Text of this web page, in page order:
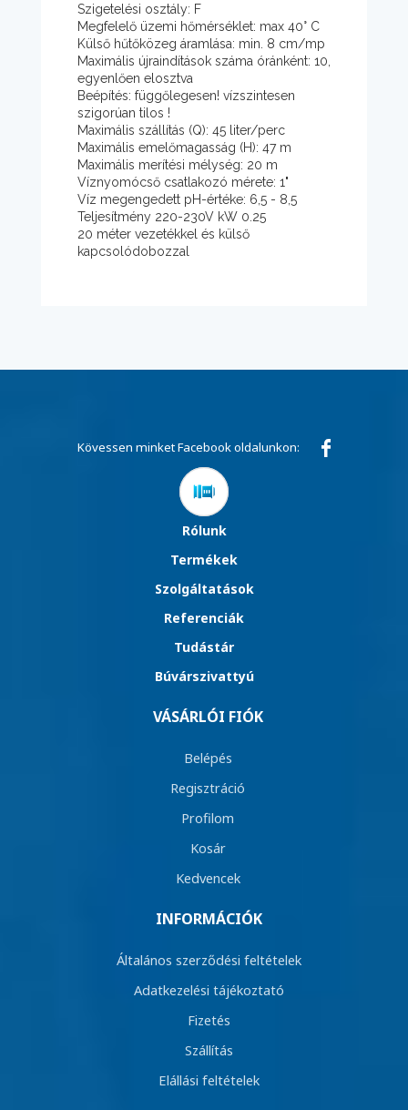
Szigetelési osztály: F
Megfelelő üzemi hőmérséklet: max 40° C
Külső hűtőközeg áramlása: min. 8 cm/mp
Maximális újraindítások száma óránként: 10,
egyenlően elosztva
Beépítés: függőlegesen! vízszintesen
szigorúan tilos !
Maximális szállítás (Q): 45 liter/perc
Maximális emelőmagasság (H): 47 m
Maximális merítési mélység: 20 m
Víznyomócső csatlakozó mérete: 1"
Víz megengedett pH-értéke: 6,5 - 8,5
Teljesítmény 220-230V kW 0.25
20 méter vezetékkel és külső
kapcsolódobozzal
Kövessen minket Facebook oldalunkon:
Rólunk
Termékek
Szolgáltatások
Referenciák
Tudástár
Búvárszivattyú
VÁSÁRLÓI FIÓK
Belépés
Regisztráció
Profilom
Kosár
Kedvencek
INFORMÁCIÓK
Általános szerződési feltételek
Adatkezelési tájékoztató
Fizetés
Szállítás
Elállási feltételek